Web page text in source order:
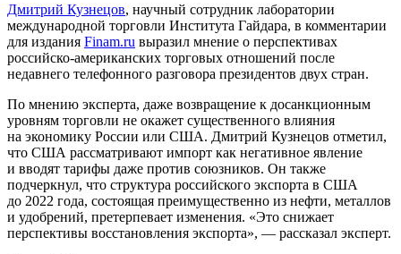
Дмитрий Кузнецов, научный сотрудник лаборатории
международной торговли Института Гайдара, в комментарии
для издания Finam.ru выразил мнение о перспективах
российско-американских торговых отношений после
недавнего телефонного разговора президентов двух стран.
По мнению эксперта, даже возвращение к досанкционным
уровням торговли не окажет существенного влияния
на экономику России или США. Дмитрий Кузнецов отметил,
что США рассматривают импорт как негативное явление
и вводят тарифы даже против союзников. Он также
подчеркнул, что структура российского экспорта в США
до 2022 года, состоящая преимущественно из нефти, металлов
и удобрений, претерпевает изменения. «Это снижает
перспективы восстановления экспорта», — рассказал эксперт.